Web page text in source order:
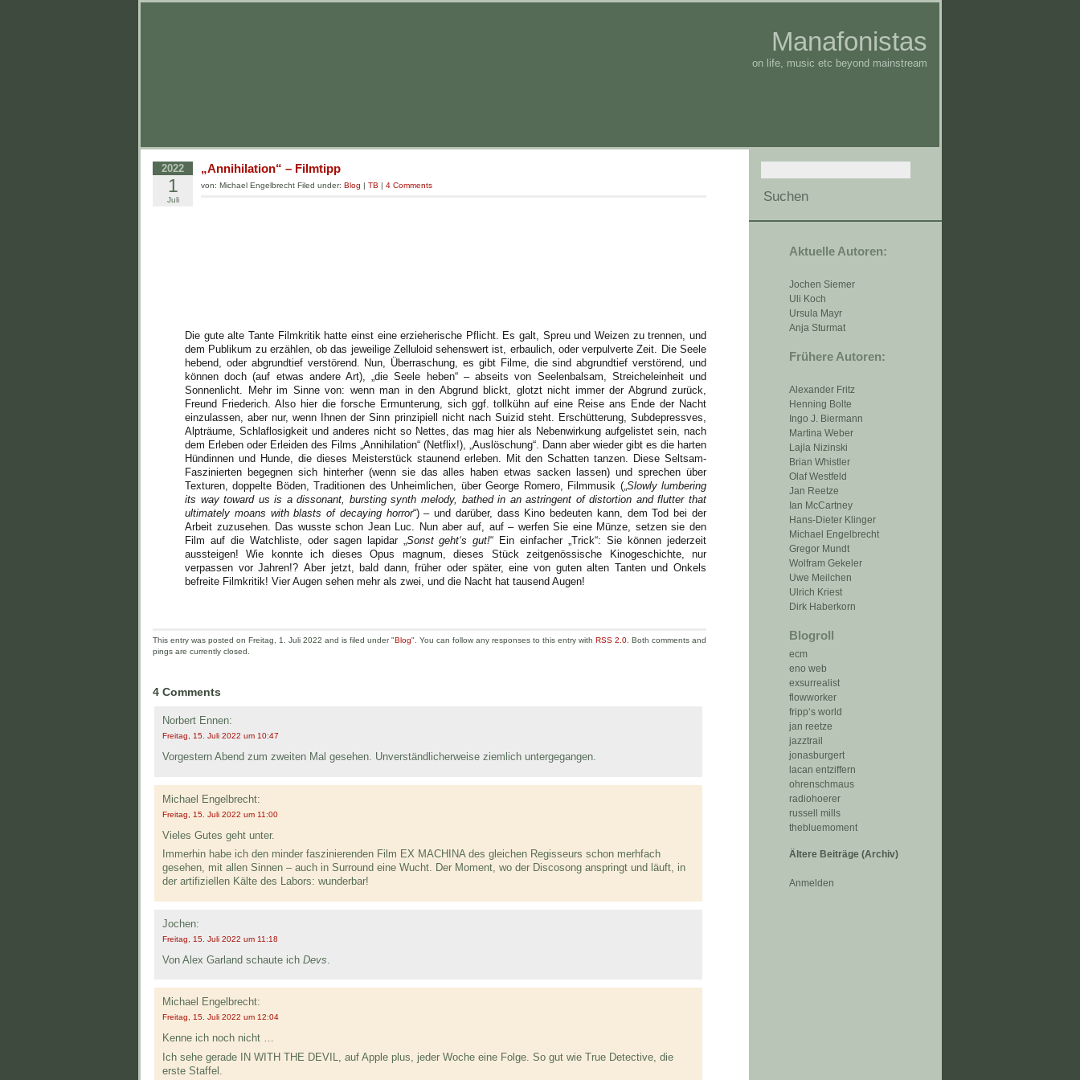
Manafonistas
on life, music etc beyond mainstream
Aktuelle Autoren:
Jochen Siemer
Uli Koch
Ursula Mayr
Anja Sturmat
Frühere Autoren:
Alexander Fritz
Henning Bolte
Ingo J. Biermann
Martina Weber
Lajla Nizinski
Brian Whistler
Olaf Westfeld
Jan Reetze
Ian McCartney
Hans-Dieter Klinger
Michael Engelbrecht
Gregor Mundt
Wolfram Gekeler
Uwe Meilchen
Ulrich Kriest
Dirk Haberkorn
Blogroll
ecm
eno web
exsurrealist
flowworker
fripp‘s world
jan reetze
jazztrail
jonasburgert
lacan entziffern
ohrenschmaus
radiohoerer
russell mills
thebluemoment
Ältere Beiträge (Archiv)
Anmelden
2022
1
Juli
„Annihilation“ – Filmtipp
von: Michael Engelbrecht Filed under: Blog | TB | 4 Comments
Die gute alte Tante Filmkritik hatte einst eine erzieherische Pflicht. Es galt, Spreu und Weizen zu trennen, und
dem Publikum zu erzählen, ob das jeweilige Zelluloid sehenswert ist, erbaulich, oder verpulverte Zeit. Die Seele
hebend, oder abgrundtief verstörend. Nun, Überraschung, es gibt Filme, die sind abgrundtief verstörend, und
können doch (auf etwas andere Art), „die Seele heben“ – abseits von Seelenbalsam, Streicheleinheit und
Sonnenlicht. Mehr im Sinne von: wenn man in den Abgrund blickt, glotzt nicht immer der Abgrund zurück,
Freund Friederich. Also hier die forsche Ermunterung, sich ggf. tollkühn auf eine Reise ans Ende der Nacht
einzulassen, aber nur, wenn Ihnen der Sinn prinzipiell nicht nach Suizid steht. Erschütterung, Subdepressves,
Alpträume, Schlaflosigkeit und anderes nicht so Nettes, das mag hier als Nebenwirkung aufgelistet sein, nach
dem Erleben oder Erleiden des Films „Annihilation“ (Netflix!), „Auslöschung“. Dann aber wieder gibt es die harten
Hündinnen und Hunde, die dieses Meisterstück staunend erleben. Mit den Schatten tanzen. Diese Seltsam-
Faszinierten begegnen sich hinterher (wenn sie das alles haben etwas sacken lassen) und sprechen über
Texturen, doppelte Böden, Traditionen des Unheimlichen, über George Romero, Filmmusik („Slowly lumbering
its way toward us is a dissonant, bursting synth melody, bathed in an astringent of distortion and flutter that
ultimately moans with blasts of decaying horror“) – und darüber, dass Kino bedeuten kann, dem Tod bei der
Arbeit zuzusehen. Das wusste schon Jean Luc. Nun aber auf, auf – werfen Sie eine Münze, setzen sie den
Film auf die Watchliste, oder sagen lapidar „Sonst geht‘s gut!“ Ein einfacher „Trick“: Sie können jederzeit
aussteigen! Wie konnte ich dieses Opus magnum, dieses Stück zeitgenössische Kinogeschichte, nur
verpassen vor Jahren!? Aber jetzt, bald dann, früher oder später, eine von guten alten Tanten und Onkels
befreite Filmkritik! Vier Augen sehen mehr als zwei, und die Nacht hat tausend Augen!
This entry was posted on Freitag, 1. Juli 2022 and is filed under "Blog". You can follow any responses to this entry with RSS 2.0 . Both comments and
pings are currently closed.
4 Comments
Norbert Ennen:
Freitag, 15. Juli 2022 um 10:47
Vorgestern Abend zum zweiten Mal gesehen. Unverständlicherweise ziemlich untergegangen.
Michael Engelbrecht:
Freitag, 15. Juli 2022 um 11:00
Vieles Gutes geht unter.
Immerhin habe ich den minder faszinierenden Film EX MACHINA des gleichen Regisseurs schon merhfach
gesehen, mit allen Sinnen – auch in Surround eine Wucht. Der Moment, wo der Discosong anspringt und läuft, in
der artifiziellen Kälte des Labors: wunderbar!
Jochen:
Freitag, 15. Juli 2022 um 11:18
Von Alex Garland schaute ich Devs
Michael Engelbrecht:
Freitag, 15. Juli 2022 um 12:04
Kenne ich noch nicht …
Ich sehe gerade IN WITH THE DEVIL, auf Apple plus, jeder Woche eine Folge. So gut wie True Detective, die
erste Staffel.